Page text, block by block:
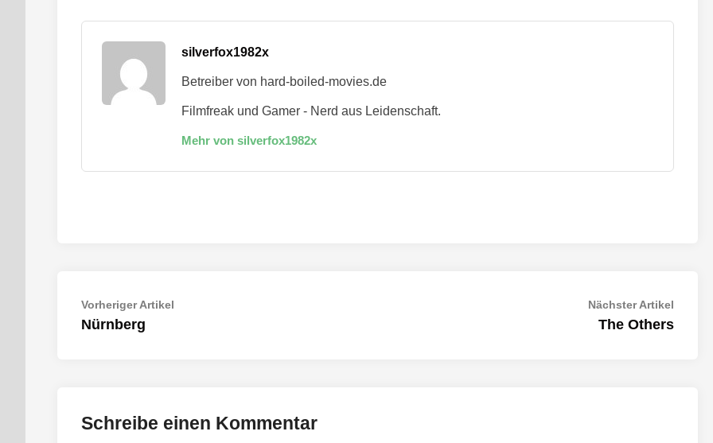
silverfox1982x
Betreiber von hard-boiled-movies.de
Filmfreak und Gamer - Nerd aus Leidenschaft.
Mehr von silverfox1982x
Beitragsnavigation
Vorheriger Artikel
Nürnberg
Nächster Artikel
The Others
Schreibe einen Kommentar